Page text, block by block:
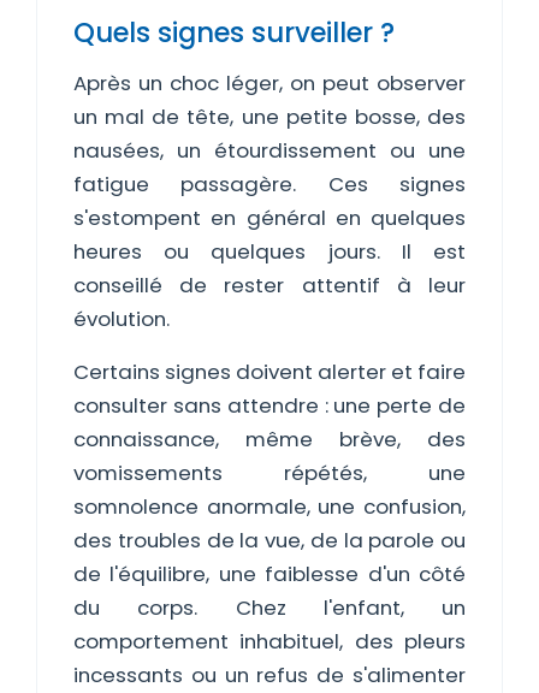
Quels signes surveiller ?
Après un choc léger, on peut observer
un mal de tête, une petite bosse, des
nausées, un étourdissement ou une
fatigue passagère. Ces signes
s'estompent en général en quelques
heures ou quelques jours. Il est
conseillé de rester attentif à leur
évolution.
Certains signes doivent alerter et faire
consulter sans attendre : une perte de
connaissance, même brève, des
vomissements répétés, une
somnolence anormale, une confusion,
des troubles de la vue, de la parole ou
de l'équilibre, une faiblesse d'un côté
du corps. Chez l'enfant, un
comportement inhabituel, des pleurs
incessants ou un refus de s'alimenter